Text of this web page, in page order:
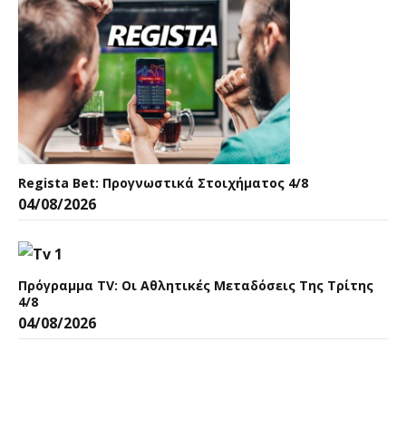
Regista Bet: Προγνωστικά Στοιχήματος 4/8
04/08/2026
Πρόγραμμα TV: Οι Αθλητικές Μεταδόσεις Της Τρίτης
4/8
04/08/2026